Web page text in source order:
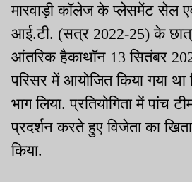
मारवाड़ी कॉलेज के प्लेसमेंट सेल
आई.टी. (सत्र 2022-25) के
आंतरिक हैकाथॉन 13 सितंबर
परिसर में आयोजित किया गया
भाग लिया. प्रतियोगिता में पांच
प्रदर्शन करते हुए विजेता का
किया.